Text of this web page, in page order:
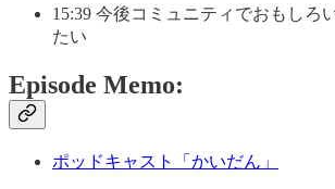
15:39 今後コミュニティでおもしろ
たい
Episode Memo:
ポッドキャスト「かいだん」